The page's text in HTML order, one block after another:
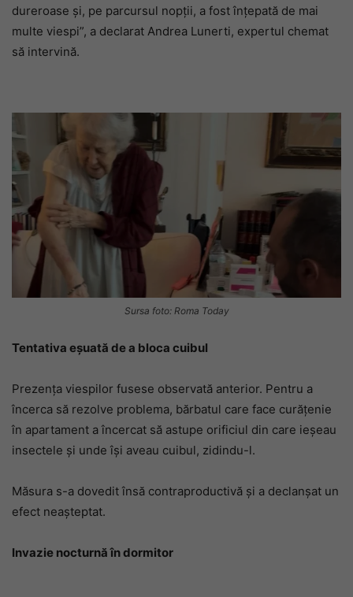
dureroase și, pe parcursul nopții, a fost înțepată de mai
multe viespi”, a declarat Andrea Lunerti, expertul chemat
să intervină.
Sursa foto: Roma Today
Tentativa eșuată de a bloca cuibul
Prezența viespilor fusese observată anterior. Pentru a
încerca să rezolve problema, bărbatul care face curățenie
în apartament a încercat să astupe orificiul din care ieșeau
insectele și unde își aveau cuibul, zidindu-l.
Măsura s-a dovedit însă contraproductivă și a declanșat un
efect neașteptat.
Invazie nocturnă în dormitor